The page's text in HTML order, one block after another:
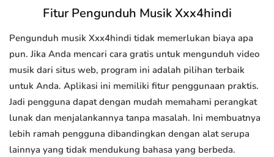
Fitur Pengunduh Musik Xxx4hindi
Pengunduh musik Xxx4hindi tidak memerlukan biaya apa
pun. Jika Anda mencari cara gratis untuk mengunduh video
musik dari situs web, program ini adalah pilihan terbaik
untuk Anda. Aplikasi ini memiliki fitur penggunaan praktis.
Jadi pengguna dapat dengan mudah memahami perangkat
lunak dan menjalankannya tanpa masalah. Ini membuatnya
lebih ramah pengguna dibandingkan dengan alat serupa
lainnya yang tidak mendukung bahasa yang berbeda.